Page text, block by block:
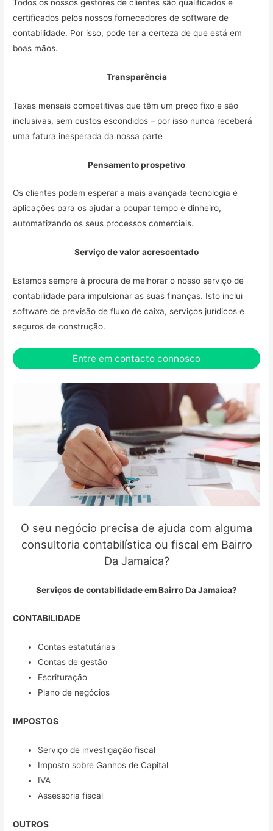
Todos os nossos gestores de clientes são qualificados e
certificados pelos nossos fornecedores de software de
contabilidade. Por isso, pode ter a certeza de que está em
boas mãos.
Transparência
Taxas mensais competitivas que têm um preço fixo e são
inclusivas, sem custos escondidos – por isso nunca receberá
uma fatura inesperada da nossa parte
Pensamento prospetivo
Os clientes podem esperar a mais avançada tecnologia e
aplicações para os ajudar a poupar tempo e dinheiro,
automatizando os seus processos comerciais.
Serviço de valor acrescentado
Estamos sempre à procura de melhorar o nosso serviço de
contabilidade para impulsionar as suas finanças. Isto inclui
software de previsão de fluxo de caixa, serviços jurídicos e
seguros de construção.
Entre em contacto connosco
O seu negócio precisa de ajuda com alguma
consultoria contabilística ou fiscal em Bairro
Da Jamaica?
Serviços de contabilidade em Bairro Da Jamaica?
CONTABILIDADE
Contas estatutárias
Contas de gestão
Escrituração
Plano de negócios
IMPOSTOS
Serviço de investigação fiscal
Imposto sobre Ganhos de Capital
IVA
Assessoria fiscal
OUTROS